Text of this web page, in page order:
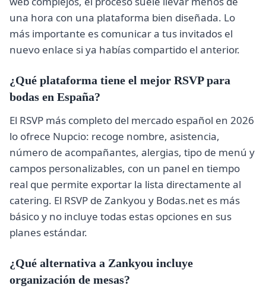
una hora con una plataforma bien diseñada. Lo
más importante es comunicar a tus invitados el
nuevo enlace si ya habías compartido el anterior.
¿Qué plataforma tiene el mejor RSVP para
bodas en España?
El RSVP más completo del mercado español en 2026
lo ofrece Nupcio: recoge nombre, asistencia,
número de acompañantes, alergias, tipo de menú y
campos personalizables, con un panel en tiempo
real que permite exportar la lista directamente al
catering. El RSVP de Zankyou y Bodas.net es más
básico y no incluye todas estas opciones en sus
planes estándar.
¿Qué alternativa a Zankyou incluye
organización de mesas?